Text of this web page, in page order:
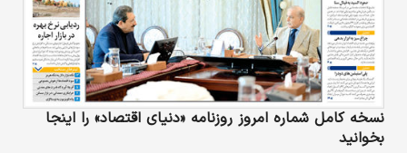
نسخه کامل شماره امروز روزنامه «دنیای‌ اقتصاد» را اینجا
بخوانید